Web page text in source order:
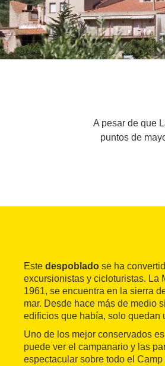
A pesar de que
puntos de
Este despoblado se ha
excursionistas y cicloturistas. La
1961, se encuentra en la sierra
mar. Desde hace más de medio
edificios que había, solo quedan
Uno de los mejor conservados
puede ver el campanario y las
espectacular sobre todo el